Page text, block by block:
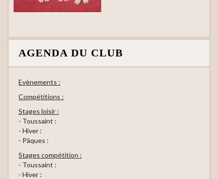
AGENDA DU CLUB
Evènements :
Compétitions :
Stages loisir :
- Toussaint :
- Hiver :
- Pâques :
Stages compétition :
- Toussaint :
- Hiver :